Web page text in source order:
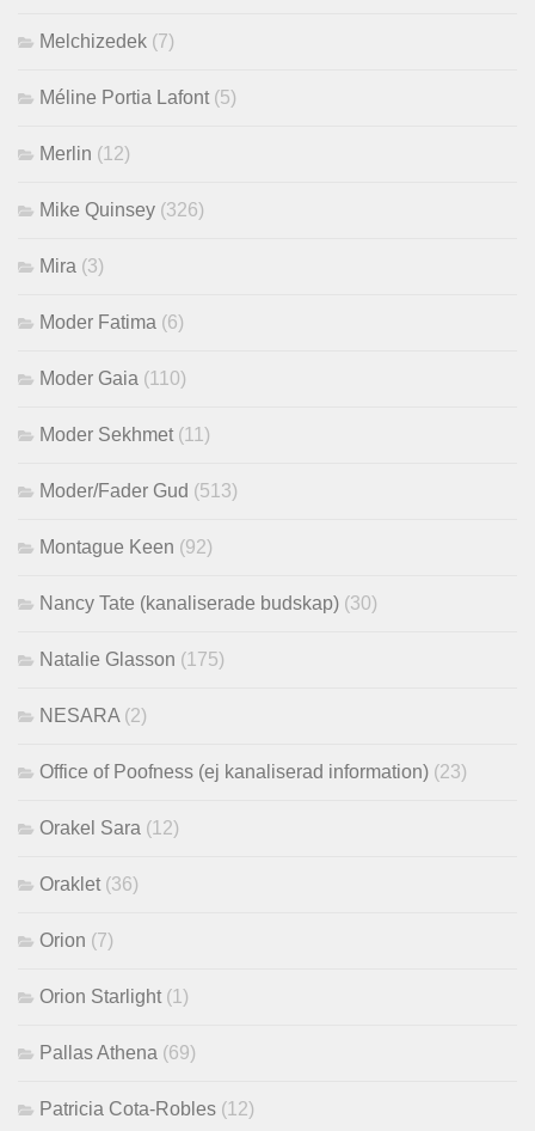
Melchizedek (7)
Méline Portia Lafont (5)
Merlin (12)
Mike Quinsey (326)
Mira (3)
Moder Fatima (6)
Moder Gaia (110)
Moder Sekhmet (11)
Moder/Fader Gud (513)
Montague Keen (92)
Nancy Tate (kanaliserade budskap) (30)
Natalie Glasson (175)
NESARA (2)
Office of Poofness (ej kanaliserad information) (23)
Orakel Sara (12)
Oraklet (36)
Orion (7)
Orion Starlight (1)
Pallas Athena (69)
Patricia Cota-Robles (12)